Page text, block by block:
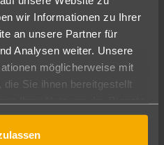
wir Informationen zu Ihrer
an unsere Partner für
Analysen weiter. Unsere
möglicherweise mit
Sie ihnen bereitgestellt
Nur Hotel
7-21 Nächte